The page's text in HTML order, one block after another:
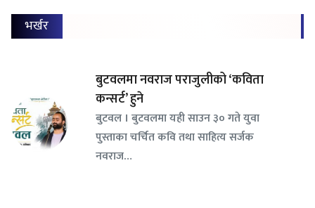
भर्खर
बुटवलमा नवराज पराजुलीको ‘कविता
कन्सर्ट’ हुने
बुटवल । बुटवलमा यही साउन ३० गते युवा
पुस्ताका चर्चित कवि तथा साहित्य सर्जक
नवराज…